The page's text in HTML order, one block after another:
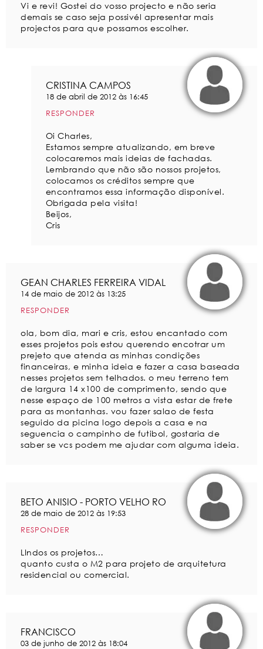
Vi e revi! Gostei do vosso projecto e não seria
demais se caso seja possivél apresentar mais
projectos para que possamos escolher.
CRISTINA CAMPOS
18 de abril de 2012 às 16:45
RESPONDER
Oi Charles,
Estamos sempre atualizando, em breve
colocaremos mais ideias de fachadas.
Lembrando que não são nossos projetos,
colocamos os créditos sempre que
encontramos essa informação disponível.
Obrigada pela visita!
Beijos,
Cris
GEAN CHARLES FERREIRA VIDAL
14 de maio de 2012 às 13:25
RESPONDER
ola, bom dia, mari e cris, estou encantado com
esses projetos pois estou querendo encotrar um
prejeto que atenda as minhas condições
financeiras, e minha ideia e fazer a casa baseada
nesses projetos sem telhados. o meu terreno tem
de largura 14 x100 de comprimento, sendo que
nesse espaço de 100 metros a vista estar de frete
para as montanhas. vou fazer salao de festa
seguido da picina logo depois a casa e na
seguencia o campinho de futibol, gostaria de
saber se vcs podem me ajudar com alguma ideia.
BETO ANISIO - PORTO VELHO RO
28 de maio de 2012 às 19:53
RESPONDER
LIndos os projetos…
quanto custa o M2 para projeto de arquitetura
residencial ou comercial.
FRANCISCO
03 de junho de 2012 às 18:04